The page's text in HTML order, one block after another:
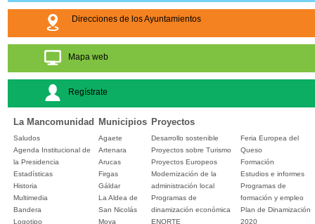
Direcciones de los Ayuntamientos
Mapa web
Regístrate
La Mancomunidad Municipios Proyectos
Saludos
Agenda Institucional de
la Presidencia
Estadísticas
Historia
Multimedia
Bandera
Logotipo
Agaete
Artenara
Arucas
Firgas
Gáldar
La Aldea de
San Nicolás
Moya
Desarrollo sostenible
Proyectos sobre Turismo
Proyectos Europeos
Modernización de la
administración local
Programas de
dinamización económica
ENORTE
Feria Europea del
Queso
Formación
Estudios e informes
Programas de
formación y empleo
Plan de Dinamización
2020